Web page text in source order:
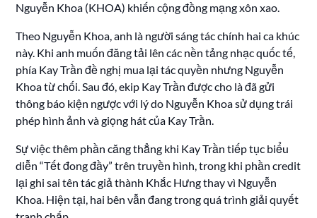
Nguyễn Khoa (KHOA) khiến cộng đồng mạng xôn xao.
Theo Nguyễn Khoa, anh là người sáng tác chính hai ca khúc
này. Khi anh muốn đăng tải lên các nền tảng nhạc quốc tế,
phía Kay Trần đề nghị mua lại tác quyền nhưng Nguyễn
Khoa từ chối. Sau đó, ekip Kay Trần được cho là đã gửi
thông báo kiện ngược với lý do Nguyễn Khoa sử dụng trái
phép hình ảnh và giọng hát của Kay Trần.
Sự việc thêm phần căng thẳng khi Kay Trần tiếp tục biểu
diễn “Tết đong đầy” trên truyền hình, trong khi phần credit
lại ghi sai tên tác giả thành Khắc Hưng thay vì Nguyễn
Khoa. Hiện tại, hai bên vẫn đang trong quá trình giải quyết